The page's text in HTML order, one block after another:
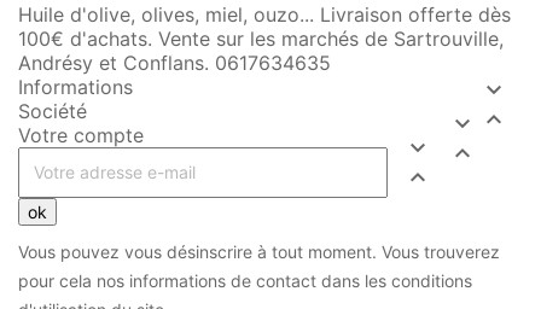
Huile d'olive, olives, miel, ouzo... Livraison offerte dès
100€ d'achats. Vente sur les marchés de Sartrouville,
Andrésy et Conflans. 0617634635
Informations


Société


Votre compte


ok
Vous pouvez vous désinscrire à tout moment. Vous trouverez
pour cela nos informations de contact dans les conditions